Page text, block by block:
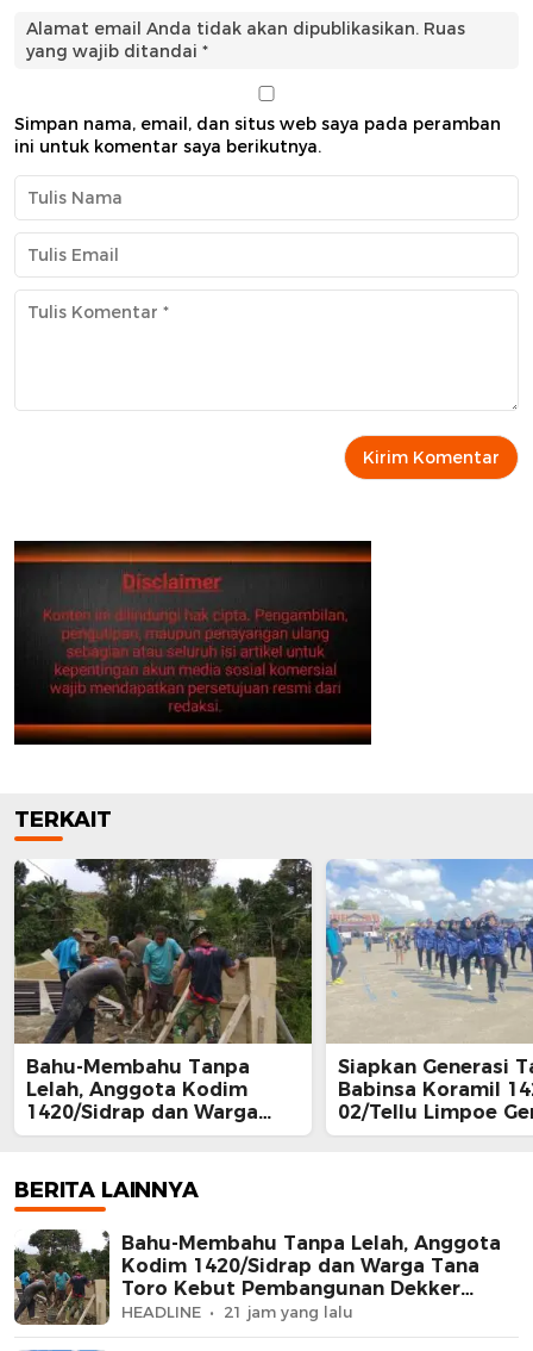
Alamat email Anda tidak akan dipublikasikan. Ruas
yang wajib ditandai *
Simpan nama, email, dan situs web saya pada peramban
ini untuk komentar saya berikutnya.
TERKAIT
Bahu-Membahu Tanpa
Lelah, Anggota Kodim
1420/Sidrap dan Warga
Tana Toro Kebut
Jembatan Beton
Siapkan Generasi
Babinsa Koramil
02/Tellu Limpoe
Calon Paskibraka
BERITA LAINNYA
Bahu-Membahu Tanpa Lelah, Anggota
Kodim 1420/Sidrap dan Warga Tana
Toro Kebut Pembangunan Dekker
Jembatan Beton
HEADLINE 21 jam yang lalu